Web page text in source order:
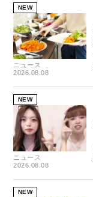
NEW
ニュース
2026.08.08
NEW
ニュース
2026.08.08
NEW